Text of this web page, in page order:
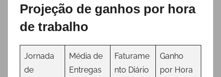
Projeção de ganhos por hora
de trabalho
Jornada
de
Média de
Entregas
Faturame
nto Diário
Ganho
por Hora